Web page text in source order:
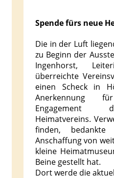
Spende fürs neue
Die in der Luft
zu Beginn der
Ingenhorst,
überreichte
einen Scheck in
Anerkennung
Engagement
Heimatvereins.
finden,
Anschaffung von
kleine
Beine gestellt hat.
Dort werde die